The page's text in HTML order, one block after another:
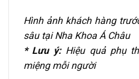
Hình ảnh khách hàng
sâu tại Nha Khoa Á Châu
* Lưu ý: Hiệu quả phụ
miệng mỗi người